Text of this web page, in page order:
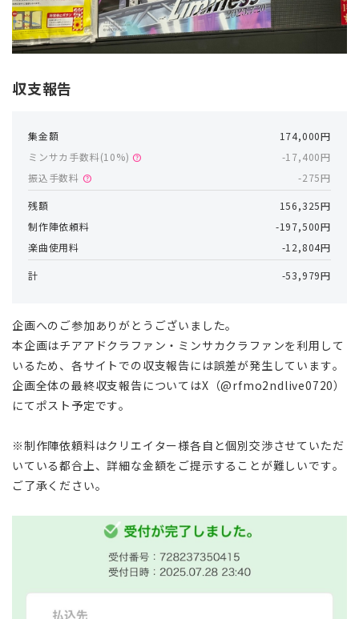
収支報告
集金額
174,000円
ミンサカ手数料(10%) help
-17,400円
振込手数料 help -275円
残額
156,325円
制作陣依頼料
-197,500円
楽曲使用料
-12,804円
計 -53,979円
企画へのご参加ありがとうございました。
本企画はチアアドクラファン・ミンサカクラファンを利用して
いるため、各サイトでの収支報告には誤差が発生しています。
企画全体の最終収支報告についてはX（@rfmo2ndlive0720）
にてポスト予定です。
※制作陣依頼料はクリエイター様各自と個別交渉させていただ
いている都合上、詳細な金額をご提示することが難しいです。
ご了承ください。